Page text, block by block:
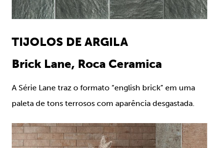
TIJOLOS DE ARGILA
Brick Lane, Roca Ceramica
A Série Lane traz o formato “english brick” em uma
paleta de tons terrosos com aparência desgastada.